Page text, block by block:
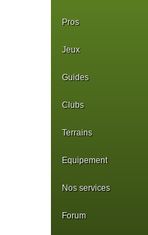
Pros
Jeux
Guides
Clubs
Terrains
Equipement
Nos services
Forum